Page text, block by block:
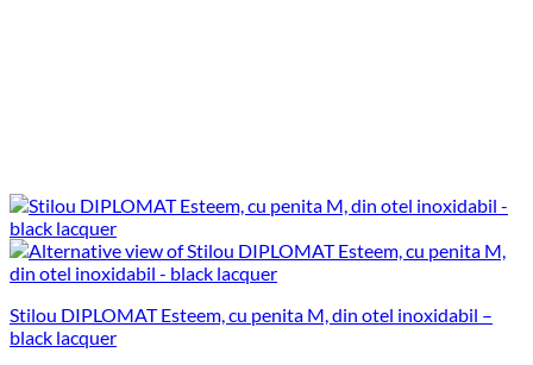
Stilou DIPLOMAT Esteem, cu penita M, din otel inoxidabil –
black lacquer